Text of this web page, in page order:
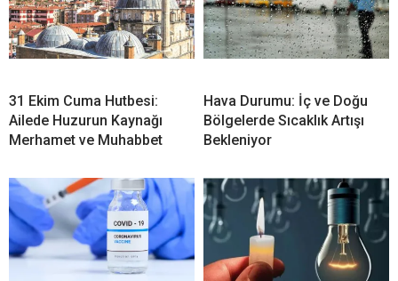
31 Ekim Cuma Hutbesi:
Ailede Huzurun Kaynağı
Merhamet ve Muhabbet
Hava Durumu: İç ve Doğu
Bölgelerde Sıcaklık Artışı
Bekleniyor